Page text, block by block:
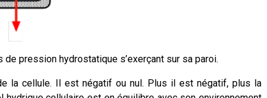
pression hydrostatique s’exerçant sur sa paroi.
la cellule. Il est négatif ou nul. Plus il est négatif, plus la